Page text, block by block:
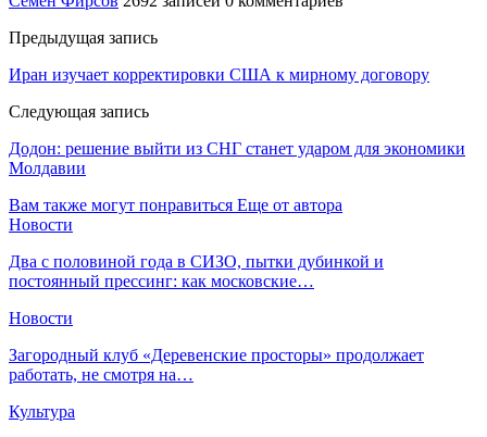
Предыдущая запись
Иран изучает корректировки США к мирному договору
Следующая запись
Додон: решение выйти из СНГ станет ударом для экономики
Молдавии
Вам также могут понравиться Еще от автора
Новости
Два с половиной года в СИЗО, пытки дубинкой и
постоянный прессинг: как московские…
Новости
Загородный клуб «Деревенские просторы» продолжает
работать, не смотря на…
Культура